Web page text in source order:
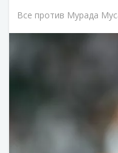
Все против Мурада